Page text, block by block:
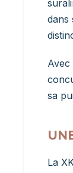
dans
Avec
sa
La